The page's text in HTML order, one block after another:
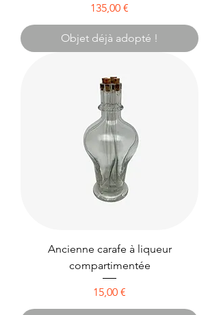
Prix
135,00 €
Objet déjà adopté !
Ancienne carafe à liqueur
compartimentée
Prix
15,00 €